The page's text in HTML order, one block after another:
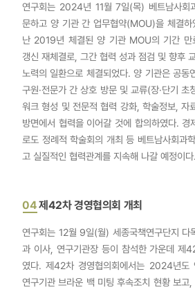
연구회는 2024년 11월 7일(목) 베트남사회
문하고 양 기관 간 업무협약(MOU)을 체결하
난 2019년 체결된 양 기관 MOU의 기간
갱신 재체결로, 그간 협력 성과 점검 및 향후
노력의 일환으로 체결되었다. 양 기관은 공동
구원·전문가 간 상호 방문 및 교류(장·단기
워크 형성 및 전문적 협력 강화, 학술정보, 자
방면에서 협력을 이어갈 것에 합의하였다. 경
로도 정례적 학술회의 개최 등 베트남사회과
고 실질적인 협력관계를 지속해 나갈 예정이다.
04제42차 경영협의회 개최
연구회는 12월 9일(월) 세종국책연구단지 다
과 이사, 연구기관장 등이 참석한 가운데 제
였다. 제42차 경영협의회에서는 2024년도
연구기관 브라운 백 미팅 후속조치 현황 보고